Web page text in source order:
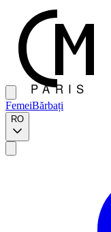
FemeiBărbați
RO